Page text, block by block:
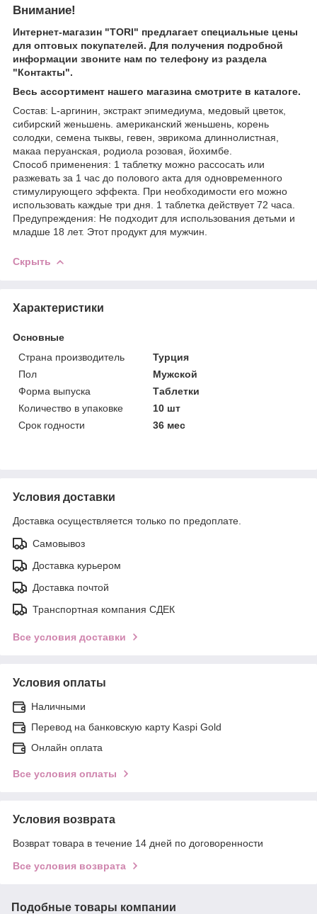
Внимание!
Интернет-магазин "TORI" предлагает специальные цены
для оптовых покупателей. Для получения подробной
информации звоните нам по телефону из раздела
"Контакты".
Весь ассортимент нашего магазина смотрите в каталоге.
Состав: L-аргинин, экстракт эпимедиума, медовый цветок,
сибирский женьшень. американский женьшень, корень
солодки, семена тыквы, гевен, эврикома длиннолистная,
макаа перуанская, родиола розовая, йохимбе.
Способ применения: 1 таблетку можно рассосать или
разжевать за 1 час до полового акта для одновременного
стимулирующего эффекта. При необходимости его можно
использовать каждые три дня. 1 таблетка действует 72 часа.
Предупреждения: Не подходит для использования детьми и
младше 18 лет. Этот продукт для мужчин.
Скрыть
Характеристики
Основные
Страна производитель
Турция
Пол
Мужской
Форма выпуска
Таблетки
Количество в упаковке
10 шт
Срок годности
36 мес
Условия доставки
Доставка осуществляется только по предоплате.
Самовывоз
Доставка курьером
Доставка почтой
Транспортная компания СДЕК
Все условия доставки
Условия оплаты
Наличными
Перевод на банковскую карту Kaspi Gold
Онлайн оплата
Все условия оплаты
Условия возврата
Возврат товара в течение 14 дней по договоренности
Все условия возврата
Подобные товары компании